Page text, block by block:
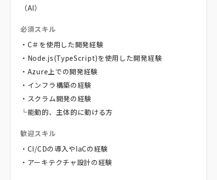
（AI）
必須スキル
・C＃を使用した開発経験
・Node.js(TypeScript)を使用した開発経験
・Azure上での開発経験
・インフラ構築の経験
・スクラム開発の経験
└能動的、主体的に動ける方
歓迎スキル
・CI/CDの導入やIaCの経験
・アーキテクチャ設計の経験